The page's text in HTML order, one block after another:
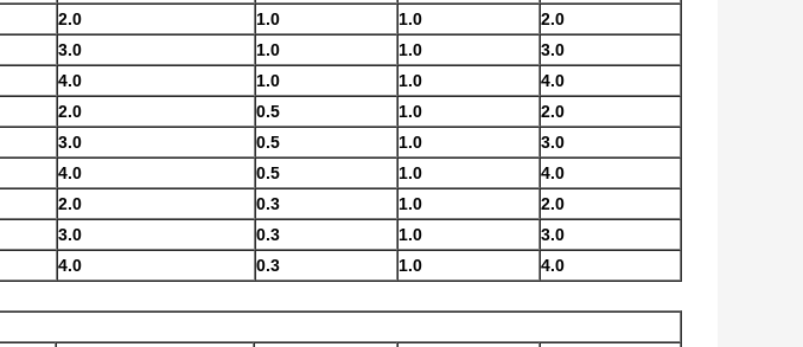
2.0
1.0
1.0
2.0
3.0
1.0
1.0
3.0
4.0
1.0
1.0
4.0
2.0
1.0
0.5
2.0
3.0
1.0
0.5
3.0
4.0
1.0
0.5
4.0
2.0
1.0
0.3
2.0
3.0
1.0
0.3
3.0
4.0
1.0
0.3
4.0